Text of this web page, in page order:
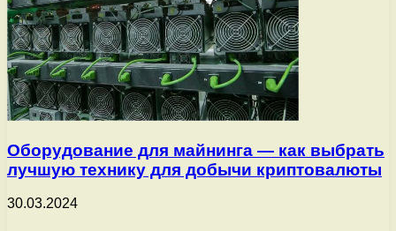
Оборудование для майнинга — как выбрать
лучшую технику для добычи криптовалюты
30.03.2024